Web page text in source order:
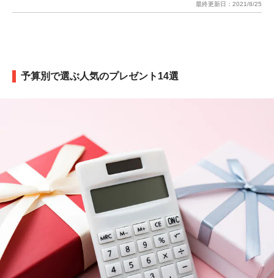
最終更新日： 2021/8/25
予算別で選ぶ人気のプレゼント14選